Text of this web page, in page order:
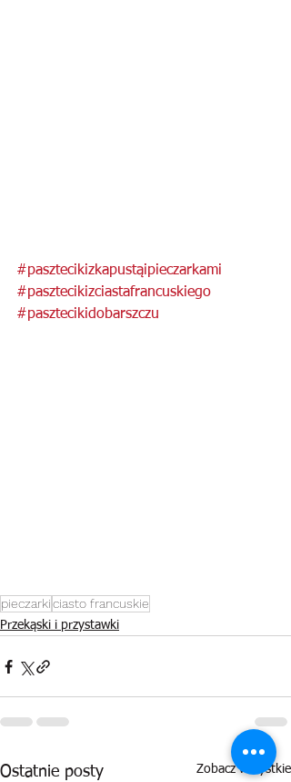
#pasztecikizkapustąipieczarkami
#pasztecikizciastafrancuskiego
#pasztecikidobarszczu
pieczarkiciasto francuskie
Przekąski i przystawki
Ostatnie posty Zobacz wszystkie